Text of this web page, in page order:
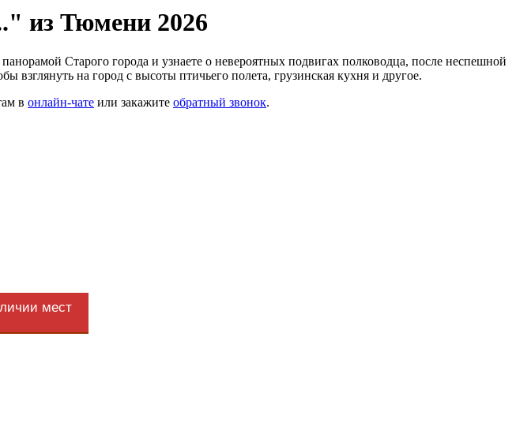
из Тюмени 2026
Старого города и узнаете о невероятных подвигах полководца, после неспешной
взглянуть на город с высоты птичьего полета, грузинская кухня и другое.
в онлайн-чате или закажите обратный звонок.
мест